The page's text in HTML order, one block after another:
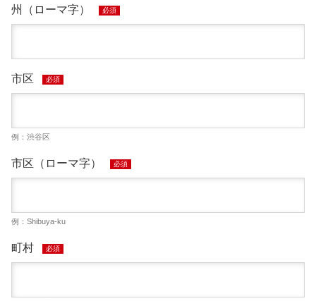
州（ローマ字） 必須
市区 必須
例：渋谷区
市区（ローマ字） 必須
例：Shibuya-ku
町村 必須